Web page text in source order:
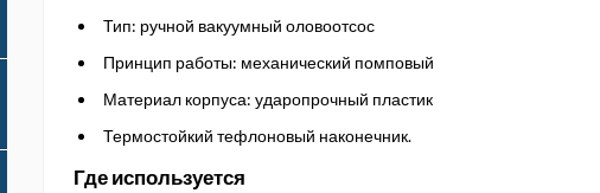
Тип: ручной вакуумный оловоотсос
Принцип работы: механический помповый
Материал корпуса: ударопрочный пластик
Термостойкий тефлоновый наконечник.
Где используется